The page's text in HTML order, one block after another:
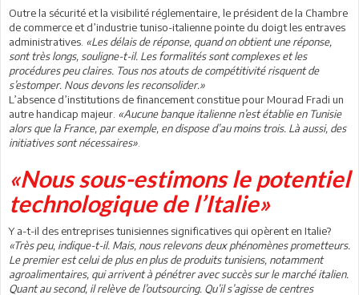
Outre la sécurité et la visibilité réglementaire, le président de la Chambre
de commerce et d’industrie tuniso-italienne pointe du doigt les entraves
administratives. «Les délais de réponse, quand on obtient une réponse,
sont très longs, souligne-t-il. Les formalités sont complexes et les
procédures peu claires. Tous nos atouts de compétitivité risquent de
s’estomper. Nous devons les reconsolider.»
L’absence d’institutions de financement constitue pour Mourad Fradi un
autre handicap majeur. «Aucune banque italienne n’est établie en Tunisie
alors que la France, par exemple, en dispose d’au moins trois. Là aussi, des
initiatives sont nécessaires»
«Nous sous-estimons le potentiel
technologique de l’Italie»
Y a-t-il des entreprises tunisiennes significatives qui opèrent en Italie?
«Très peu, indique-t-il. Mais, nous relevons deux phénomènes prometteurs.
Le premier est celui de plus en plus de produits tunisiens, notamment
agroalimentaires, qui arrivent à pénétrer avec succès sur le marché italien.
Quant au second, il relève de l’outsourcing. Qu’il s’agisse de centres